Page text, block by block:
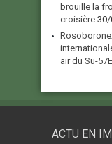
brouille la
croisière 30/
air du Su-57E
ACTU EN